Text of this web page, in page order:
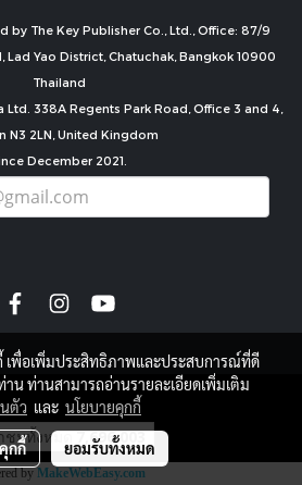
by The Key Publisher Co., Ltd., Office: 87/9
Lad Yao District, Chatuchak, Bangkok 10900
Thailand
338A Regents Park Road, Office 3 and 4,
N3 2LN, United Kingdom
December 2021.
copyright by
ชมทั้งหมด7,696,003
byMakeWebEasy.com
เพื่อเพิ่มประสิทธิภาพและประสบการณ์ที่ดี
าน ท่านสามารถอ่านรายละเอียดเพิ่มเติม
ตัว และ นโยบายคุกกี้
กกี้ ยอมรับทั้งหมด